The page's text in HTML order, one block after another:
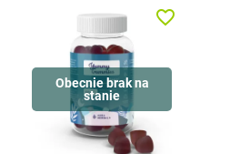
Obecnie brak na
stanie
favorite_border